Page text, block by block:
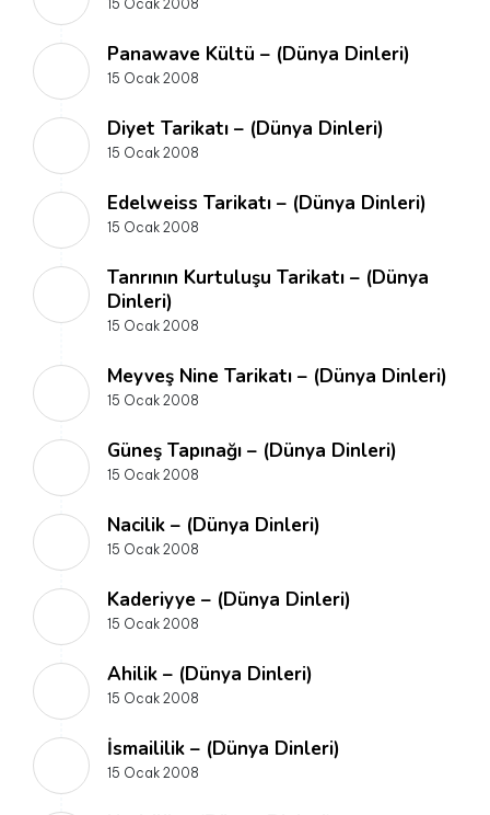
15 Ocak 2008
Panawave Kültü – (Dünya Dinleri)
15 Ocak 2008
Diyet Tarikatı – (Dünya Dinleri)
15 Ocak 2008
Edelweiss Tarikatı – (Dünya Dinleri)
15 Ocak 2008
Tanrının Kurtuluşu Tarikatı – (Dünya
Dinleri)
15 Ocak 2008
Meyveş Nine Tarikatı – (Dünya Dinleri)
15 Ocak 2008
Güneş Tapınağı – (Dünya Dinleri)
15 Ocak 2008
Nacilik – (Dünya Dinleri)
15 Ocak 2008
Kaderiyye – (Dünya Dinleri)
15 Ocak 2008
Ahilik – (Dünya Dinleri)
15 Ocak 2008
İsmaililik – (Dünya Dinleri)
15 Ocak 2008